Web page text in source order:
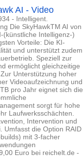
AI - Video
- Intelligent.
Die SkyHawkTM AI von
(künstliche Intelligenz-)
Vorteile: Die KI-
und unterstützt zudem
Speziell zur
ermöglicht gleichzeitige
Unterstützung hoher
Videoaufzeichnung und
pro Jahr eignet sich die
sorgt für hohe
Laufwerksschächten.
Intervention und
Umfasst die Option RAID
mit 3-facher
Euro bei reichelt.de -